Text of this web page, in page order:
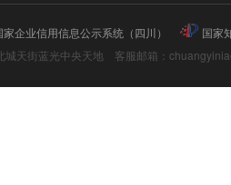
家企业信用信息公示系统（四川）
国家
城天街蓝光中央天地 客服邮箱：